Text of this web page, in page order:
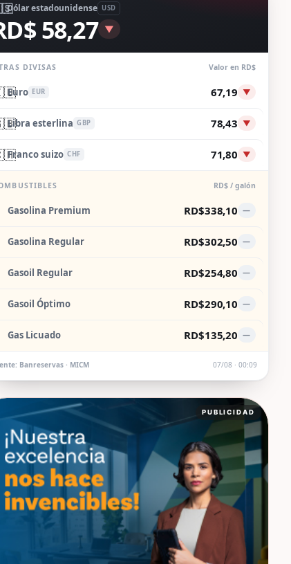
Dólar estadounidense USD
58,27 ▼
DIVISAS Valor en RD$
Euro EUR 67,19 ▼
Libra esterlina GBP 78,43 ▼
Franco suizo CHF 71,80 ▼
RD$ / galón
Gasolina Premium RD$338,10 —
Gasolina Regular RD$302,50 —
Gasoil Regular RD$254,80 —
Gasoil Óptimo RD$290,10 —
Gas Licuado RD$135,20 —
Banreservas · MICM 07/08 · 00:09
PUBLICIDAD